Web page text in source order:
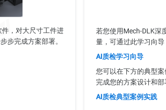
，对大尺寸工件进
步完成方案部署。
若您使用Mech-DLK深
量，可通过此学习向导
AI质检学习向导
您可以在下方的典型
完成您的方案设计和部
AI质检典型案例实践